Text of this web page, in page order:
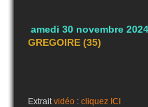
amedi 30 novembre 2024
GREGOIRE (35)
Extraitvidéo : cliquez ICI